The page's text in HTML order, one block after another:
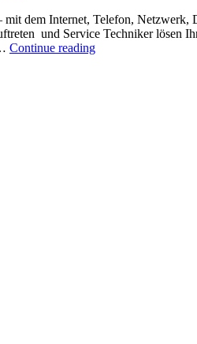
dem Internet, Telefon,
und Service Techniker lösen
Continue reading„IT